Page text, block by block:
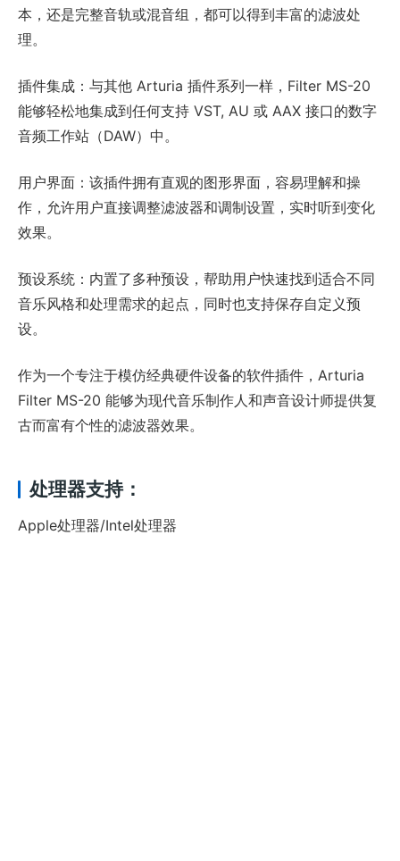
本，还是完整音轨或混音组，都可以得到丰富的滤波处
理。
插件集成：与其他 Arturia 插件系列一样，Filter MS-20
能够轻松地集成到任何支持 VST, AU 或 AAX 接口的数字
音频工作站（DAW）中。
用户界面：该插件拥有直观的图形界面，容易理解和操
作，允许用户直接调整滤波器和调制设置，实时听到变化
效果。
预设系统：内置了多种预设，帮助用户快速找到适合不同
音乐风格和处理需求的起点，同时也支持保存自定义预
设。
作为一个专注于模仿经典硬件设备的软件插件，Arturia
Filter MS-20 能够为现代音乐制作人和声音设计师提供复
古而富有个性的滤波器效果。
处理器支持：
Apple处理器/Intel处理器